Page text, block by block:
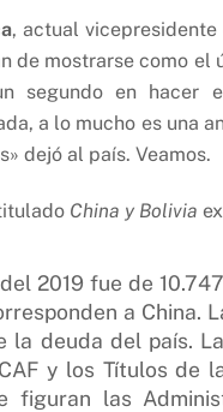
, actual vicepresidente
de mostrarse como
segundo en hacer
a lo mucho es una
dejó al país. Veamos.
China y Bolivia
2019 fue de
a China.
deuda del país.
y los Títulos de
figuran las